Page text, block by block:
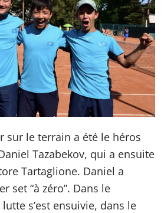
sur le terrain a été le héros
Tazabekov, qui a ensuite
Tartaglione. Daniel a
set “à zéro”. Dans le
s’est ensuivie, dans le